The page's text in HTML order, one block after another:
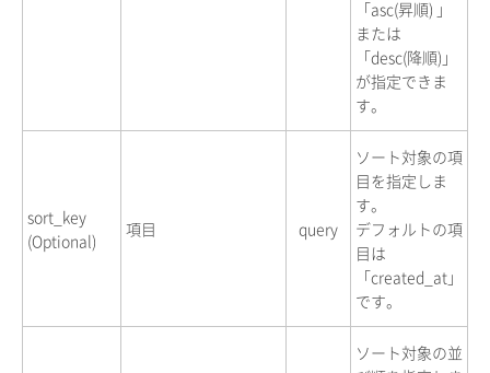
「asc(昇順) 」
または
「desc(降順)」
が指定できま
す。
sort_key
(Optional)
項目 query
ソート対象の項
目を指定しま
す。
デフォルトの項
目は
「created_at」
です。
ソート対象の並